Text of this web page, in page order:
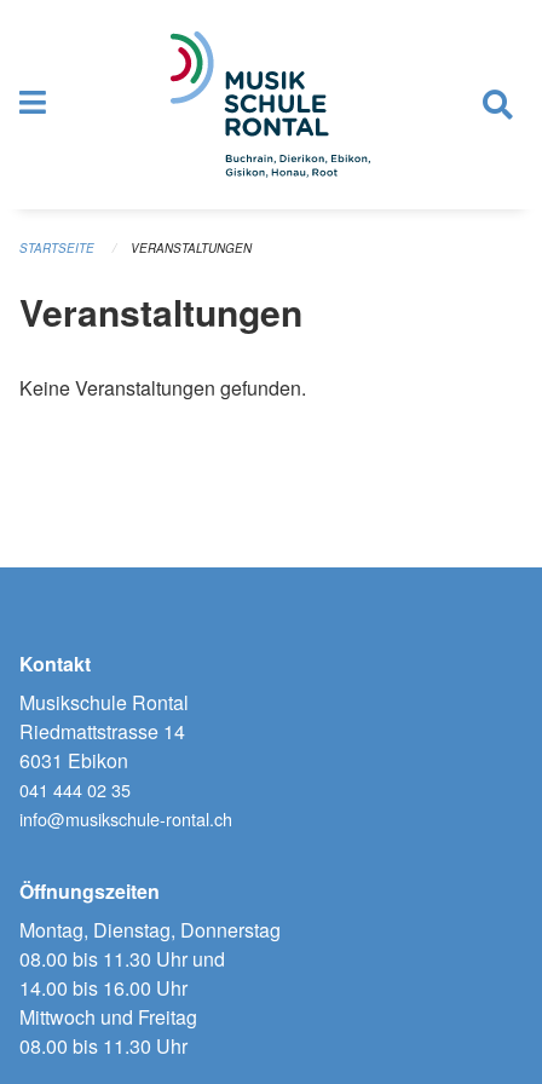
STARTSEITE VERANSTALTUNGEN
Veranstaltungen
Keine Veranstaltungen gefunden.
Kontakt
Musikschule Rontal
Riedmattstrasse 14
6031 Ebikon
041 444 02 35
info@musikschule-rontal.ch
Öffnungszeiten
Montag, Dienstag, Donnerstag
08.00 bis 11.30 Uhr und
14.00 bis 16.00 Uhr
Mittwoch und Freitag
08.00 bis 11.30 Uhr